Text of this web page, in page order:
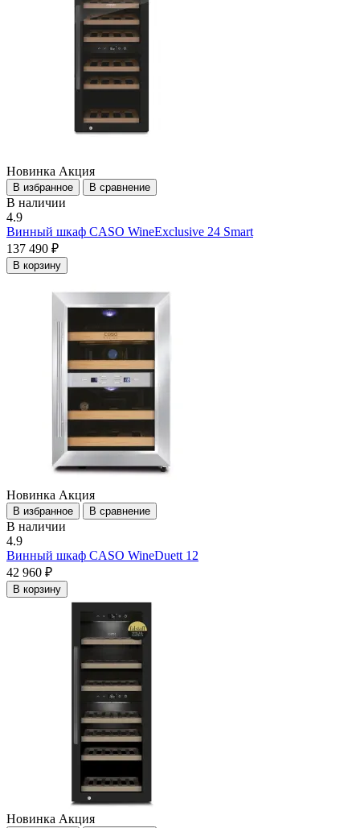
Новинка Акция
В избранное В сравнение
В наличии
4.9
Винный шкаф CASO WineExclusive 24 Smart
137 490 ₽
В корзину
Новинка Акция
В избранное В сравнение
В наличии
4.9
Винный шкаф CASO WineDuett 12
42 960 ₽
В корзину
Новинка Акция